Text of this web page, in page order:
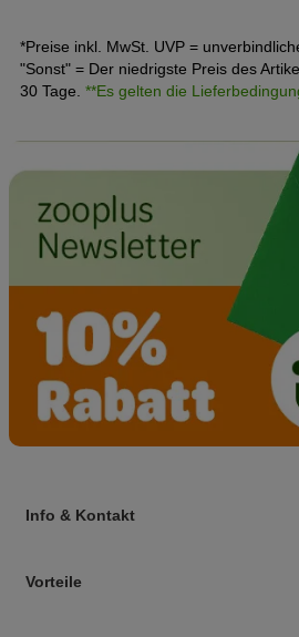
*Preise inkl. MwSt. UVP =
"Sonst" = Der niedrigste Preis des
30 Tage. **Es gelten die
Info & Kontakt
Vorteile